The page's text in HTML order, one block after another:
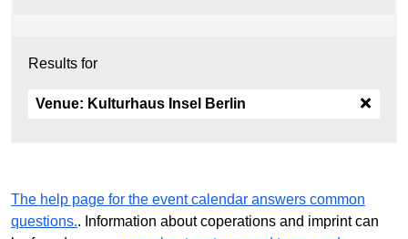
Results for
Venue: Kulturhaus Insel Berlin
The help page for the event calendar answers common
questions.. Information about coperations and imprint can